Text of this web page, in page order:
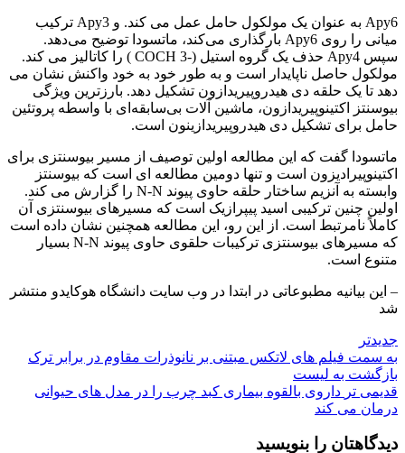
Apy6 به عنوان یک مولکول حامل عمل می کند. و Apy3 ترکیب
میانی را روی Apy6 بارگذاری می‌کند، ماتسودا توضیح می‌دهد.
سپس Apy4 حذف یک گروه استیل (-COCH 3 ) را کاتالیز می کند.
مولکول حاصل ناپایدار است و به طور خود به خود واکنش نشان می
دهد تا یک حلقه دی هیدروپیریدازون تشکیل دهد. بارزترین ویژگی
بیوسنتز اکتینوپیریدازون، ماشین آلات بی‌سابقه‌ای با واسطه پروتئین
حامل برای تشکیل دی هیدروپیریدازینون است.
ماتسودا گفت که این مطالعه اولین توصیف از مسیر بیوسنتزی برای
اکتینوپیرادیزون است و تنها دومین مطالعه ای است که بیوسنتز
وابسته به آنزیم ساختار حلقه حاوی پیوند N-N را گزارش می کند.
اولین چنین ترکیبی اسید پیپرازیک است که مسیرهای بیوسنتزی آن
کاملاً نامرتبط است. از این رو، این مطالعه همچنین نشان داده است
که مسیرهای بیوسنتزی ترکیبات حلقوی حاوی پیوند N-N بسیار
متنوع است.
– این بیانیه مطبوعاتی در ابتدا در وب سایت دانشگاه هوکایدو منتشر
شد
جدیدتر
به سمت فیلم های لاتکس مبتنی بر نانوذرات مقاوم در برابر ترک
بازگشت به لیست
قدیمی تر داروی بالقوه بیماری کبد چرب را در مدل های حیوانی
درمان می کند
دیدگاهتان را بنویسید